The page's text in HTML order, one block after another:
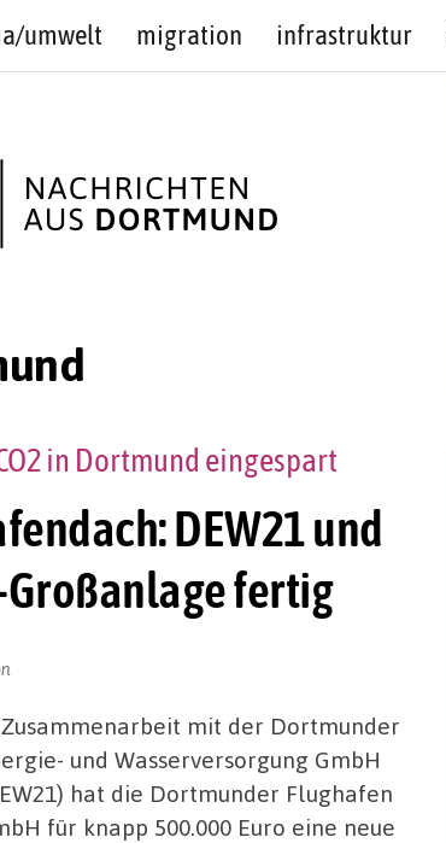
umwelt migration infrastruktur
DEW21 und
fertig
in Dortmund eingespart
mit der Dortmunder
und Wasserversorgung GmbH
hat die Dortmunder Flughafen
für knapp 500.000 Euro eine neue